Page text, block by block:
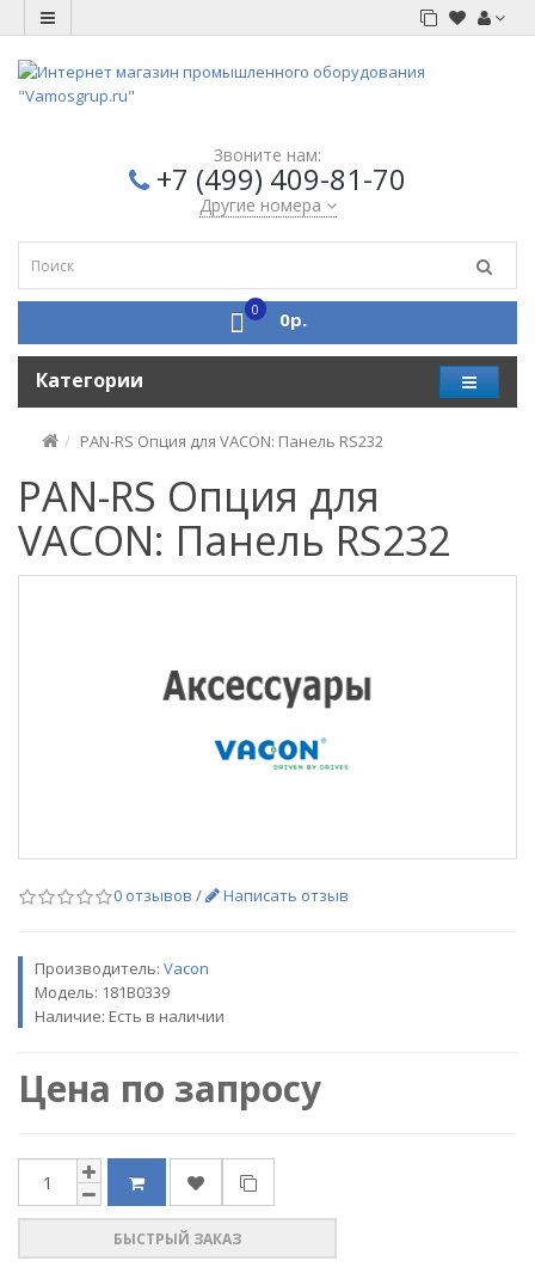
Звоните нам:
+7 (499) 409-81-70
Другие номера
0 0р.
Категории
PAN-RS Опция для VACON: Панель RS232
PAN-RS Опция для
VACON: Панель RS232
0 отзывов / Написать отзыв
Производитель: Vacon
Модель: 181B0339
Наличие: Есть в наличии
Цена по запросу
БЫСТРЫЙ ЗАКАЗ